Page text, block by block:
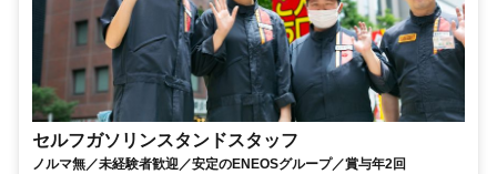
セルフガソリンスタンドスタッフ
ノルマ無／未経験者歓迎／安定のENEOSグループ／賞与年2回